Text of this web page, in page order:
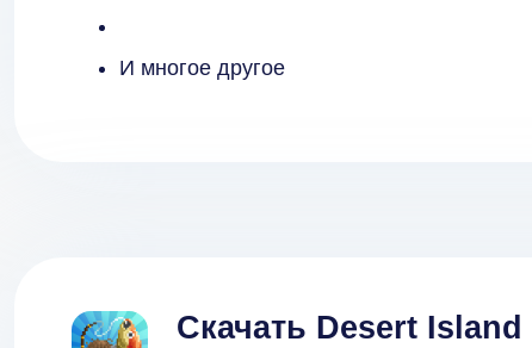
И многое другое
Скачать Desert